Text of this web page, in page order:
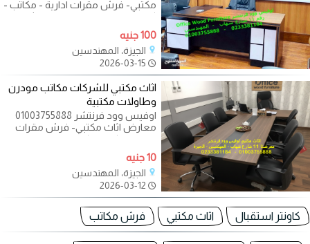
مكتبي- فرش مقرات ادارية - مكاتب -
كراسي - طاولات اجتماعات - اثاث
شركات -
100 جنيه
الجيزة، المهندسين
اثاث مكتبي للشركات مكاتب مودرن
وطاولات مكتبية
اوفيس وود فرنتشر 01003755888
معارض اثاث مكتبي- فرش مقرات
ادارية - مكاتب - كراسي - طاولات
اجتماعات - اثاث
10 جنيه
الجيزة، المهندسين
كاونتر استقبال اثاث مكتبي فرش مكاتب